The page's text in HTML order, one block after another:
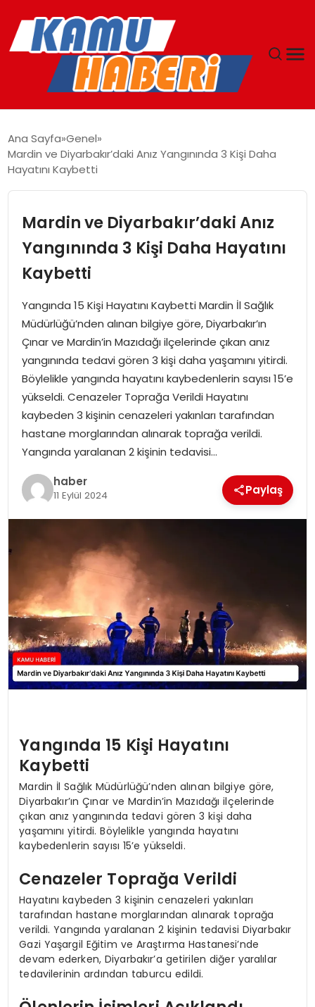
YAŞAM
EKONOMI
SPOR
TEKNOLOJI
EĞITIM
GENEL
Ana Sayfa Genel
Mardin ve Diyarbakır’daki Anız Yangınında 3 Kişi Daha
Hayatını Kaybetti
Mardin ve Diyarbakır’daki Anız
Yangınında 3 Kişi Daha Hayatını
Kaybetti
Yangında 15 Kişi Hayatını Kaybetti Mardin İl Sağlık
Müdürlüğü’nden alınan bilgiye göre, Diyarbakır’ın
Çınar ve Mardin’in Mazıdağı ilçelerinde çıkan anız
yangınında tedavi gören 3 kişi daha yaşamını yitirdi.
Böylelikle yangında hayatını kaybedenlerin sayısı 15’e
yükseldi. Cenazeler Toprağa Verildi Hayatını
kaybeden 3 kişinin cenazeleri yakınları tarafından
hastane morglarından alınarak toprağa verildi.
Yangında yaralanan 2 kişinin tedavisi…
haber
11 Eylül 2024 Paylaş
Yangında 15 Kişi Hayatını
Kaybetti
Mardin İl Sağlık Müdürlüğü’nden alınan bilgiye göre,
Diyarbakır’ın Çınar ve Mardin’in Mazıdağı ilçelerinde
çıkan anız yangınında tedavi gören 3 kişi daha
yaşamını yitirdi. Böylelikle yangında hayatını
kaybedenlerin sayısı 15’e yükseldi.
Cenazeler Toprağa Verildi
Hayatını kaybeden 3 kişinin cenazeleri yakınları
tarafından hastane morglarından alınarak toprağa
verildi. Yangında yaralanan 2 kişinin tedavisi Diyarbakır
Gazi Yaşargil Eğitim ve Araştırma Hastanesi’nde
devam ederken, Diyarbakır’a getirilen diğer yaralılar
tedavilerinin ardından taburcu edildi.